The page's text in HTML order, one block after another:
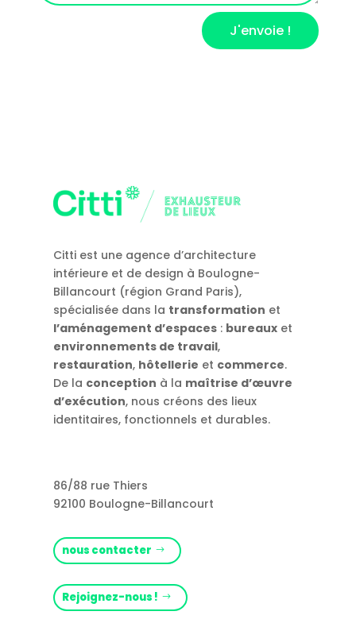
J'envoie !
Citti est une agence d’architecture
intérieure et de design à Boulogne-
Billancourt (région Grand Paris),
spécialisée dans la transformation et
l’aménagement d’espaces : bureaux et
environnements de travail,
restauration, hôtellerie et commerce.
De la conception à la maîtrise d’œuvre
d’exécution, nous créons des lieux
identitaires, fonctionnels et durables.
86/88 rue Thiers
92100 Boulogne-Billancourt
nous contacter
Rejoignez-nous !